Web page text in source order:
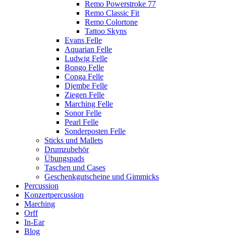
Remo Powerstroke 77
Remo Classic Fit
Remo Colortone
Tattoo Skyns
Evans Felle
Aquarian Felle
Ludwig Felle
Bongo Felle
Conga Felle
Djembe Felle
Ziegen Felle
Marching Felle
Sonor Felle
Pearl Felle
Sonderposten Felle
Sticks und Mallets
Drumzubehör
Übungspads
Taschen und Cases
Geschenkgutscheine und Gimmicks
Percussion
Konzertpercussion
Marching
Orff
In-Ear
Blog